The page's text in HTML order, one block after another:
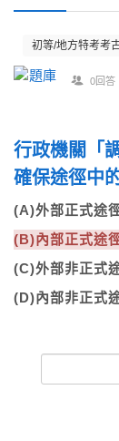
初等/地方特考考
0回答
行政機關「
確保途徑中
(A)外部正式途
(B)內部正式途
(C)外部非正式
(D)內部非正式